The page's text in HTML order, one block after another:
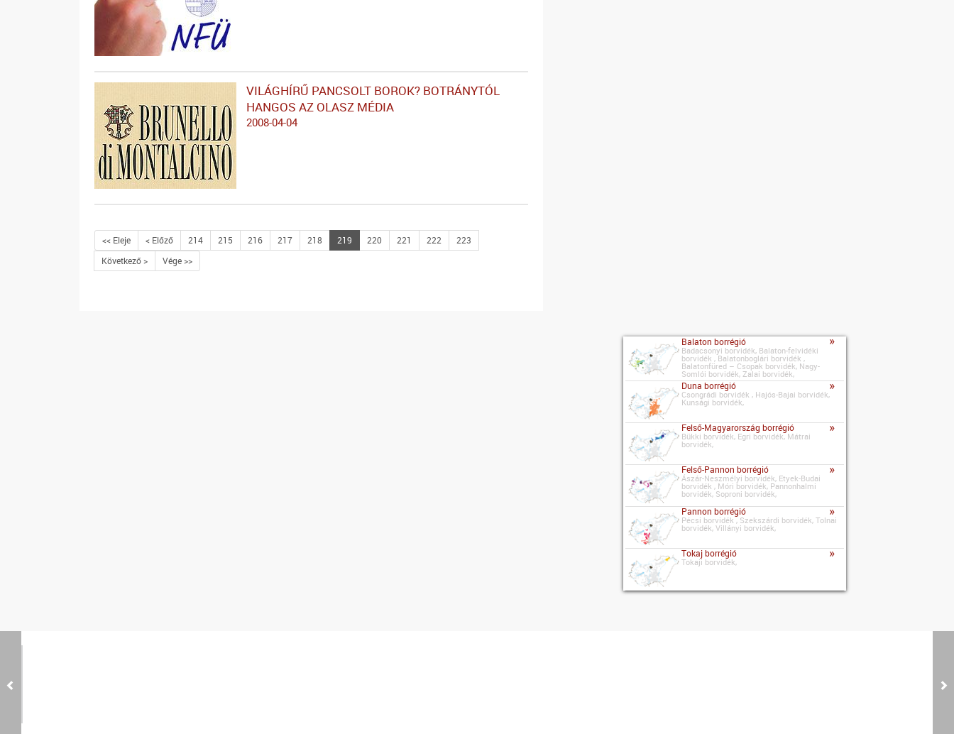
VILÁGHÍRŰ PANCSOLT BOROK? BOTRÁNYTÓL
HANGOS AZ OLASZ MÉDIA
2008-04-04
<< Eleje < Előző 214 215 216 217 218 219 220 221 222
223
Következő >
Vége >>
Balaton borrégió »
Badacsonyi borvidék, Balaton-felvidéki
borvidék , Balatonboglári borvidék ,
Balatonfüred – Csopak borvidék, Nagy-
Somlói borvidék, Zalai borvidék,
Duna borrégió »
Csongrádi borvidék , Hajós-Bajai borvidék,
Kunsági borvidék,
Felső-Magyarország borrégió »
Bükki borvidék, Egri borvidék, Mátrai
borvidék,
Felső-Pannon borrégió »
Ászár-Neszmélyi borvidék, Etyek-Budai
borvidék , Móri borvidék, Pannonhalmi
borvidék, Soproni borvidék,
Pannon borrégió »
Pécsi borvidék , Szekszárdi borvidék, Tolnai
borvidék, Villányi borvidék,
Tokaj borrégió »
Tokaji borvidék,